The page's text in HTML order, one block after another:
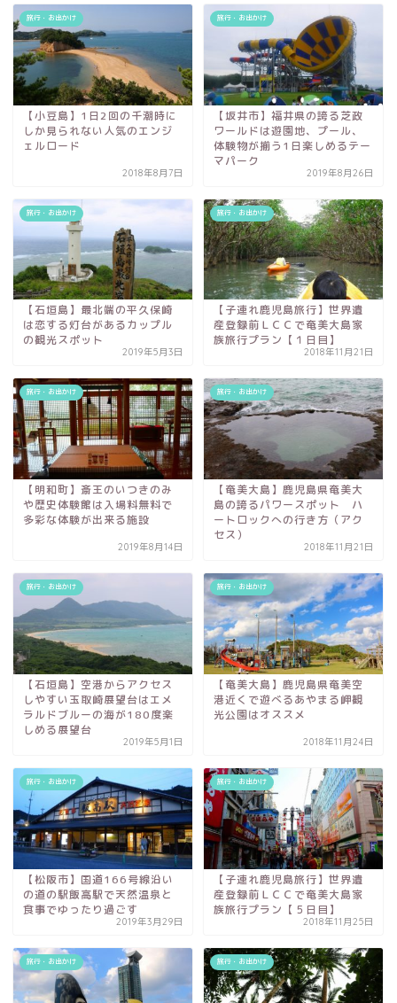
旅行・お出かけ
【小豆島】1日2回の千潮時に
しか見られない人気のエンジ
ェルロード
2018年8月7日
旅行・お出かけ
【坂井市】福井県の誇る芝政
ワールドは遊園地、プール、
体験物が揃う1日楽しめるテー
マパーク
2019年8月26日
旅行・お出かけ
【石垣島】最北端の平久保崎
は恋する灯台があるカップル
の観光スポット
2019年5月3日
旅行・お出かけ
【子連れ鹿児島旅行】世界遺
産登録前ＬＣＣで奄美大島家
族旅行プラン【１日目】
2018年11月21日
旅行・お出かけ
【明和町】斎王のいつきのみ
や歴史体験館は入場料無料で
多彩な体験が出来る施設
2019年8月14日
旅行・お出かけ
【奄美大島】鹿児島県奄美大
島の誇るパワースポット ハ
ートロックへの行き方（アク
セス）
2018年11月21日
旅行・お出かけ
【石垣島】空港からアクセス
しやすい玉取崎展望台はエメ
ラルドブルーの海が180度楽
しめる展望台
2019年5月1日
旅行・お出かけ
【奄美大島】鹿児島県奄美空
港近くで遊べるあやまる岬観
光公園はオススメ
2018年11月24日
旅行・お出かけ
【松阪市】国道166号線沿い
の道の駅飯高駅で天然温泉と
食事でゆったり過ごす
2019年3月29日
旅行・お出かけ
【子連れ鹿児島旅行】世界遺
産登録前ＬＣＣで奄美大島家
族旅行プラン【５日目】
2018年11月25日
旅行・お出かけ 旅行・お出かけ